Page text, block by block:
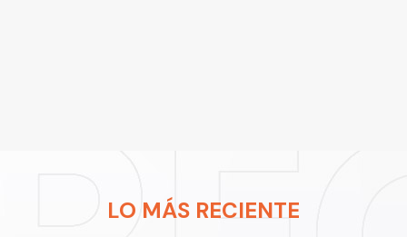
LO MÁS RECIENTE